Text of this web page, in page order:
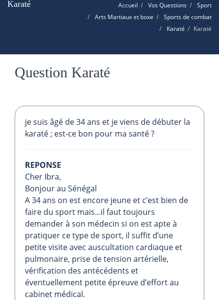
Karaté Accueil Vos Questions
Sport
Arts Martiaux et boxe
Sports de combat
Karaté
Karaté
Question Karaté
je suis âgé de 34 ans et je viens de débuter la
karaté ; est-ce bon pour ma santé ?
REPONSE
Cher Ibra,
Bonjour au Sénégal
A 34 ans on est encore jeune et c’est bien de
faire du sport mais...il faut toujours
demander à son médecin si on est apte à
pratiquer ce type de sport, il suffit d’une
petite visite avec auscultation cardiaque et
pulmonaire, prise de tension artérielle,
vérification des antécédents et
éventuellement petite épreuve d’effort au
cabinet médical.